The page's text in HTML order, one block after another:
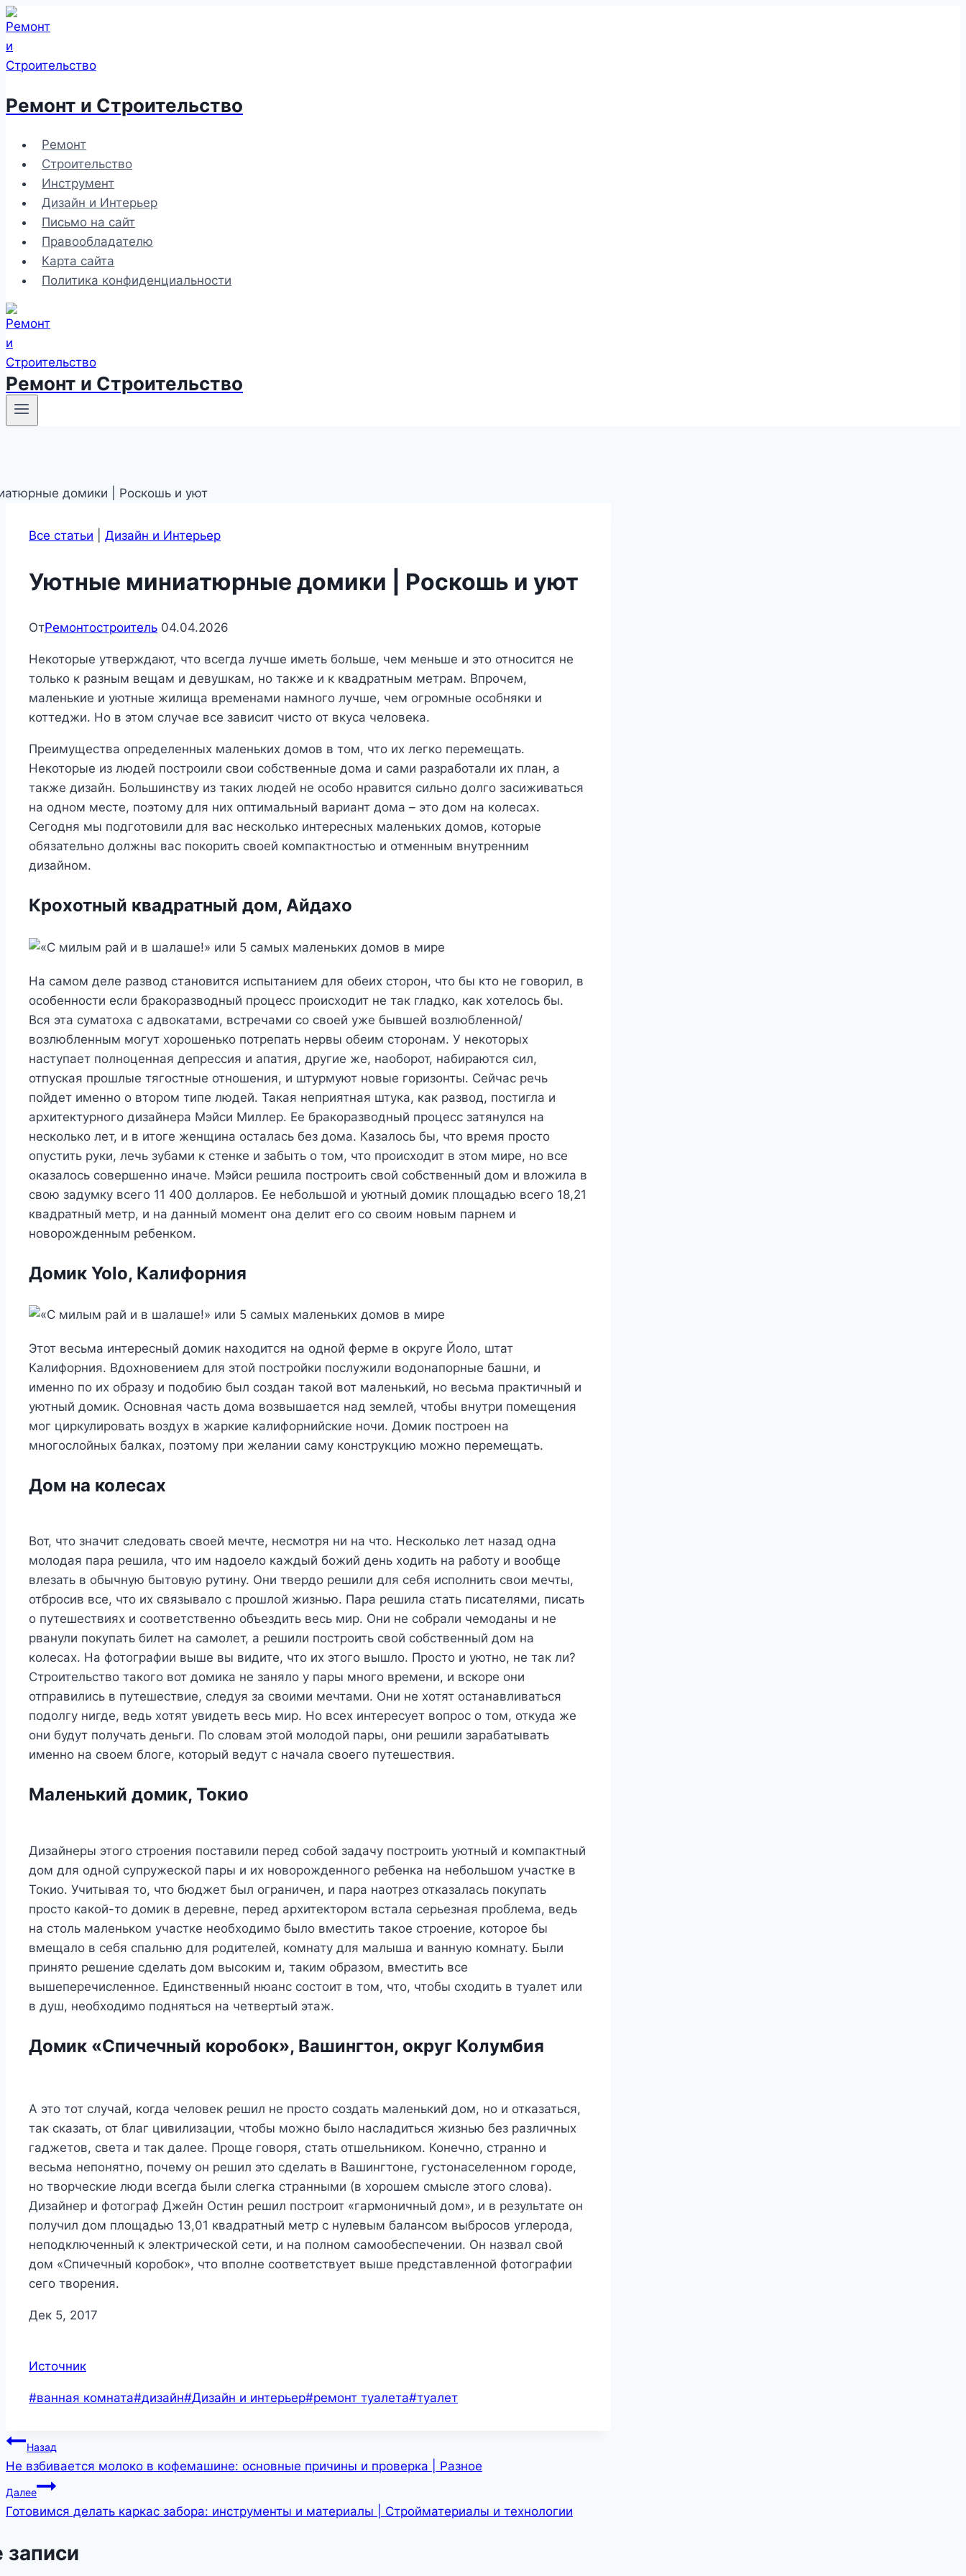
Перейти
к
содержимому
Ремонт и Строительство
Ремонт
Строительство
Инструмент
Дизайн и Интерьер
Письмо на сайт
Правообладателю
Карта сайта
Политика конфиденциальности
Ремонт и Строительство
Все статьи Дизайн и Интерьер
Уютные миниатюрные домики | Роскошь и уют
ОтРемонтостроитель 04.04.2026
Некоторые утверждают, что всегда лучше иметь больше, чем меньше и это относится не
только к разным вещам и девушкам, но также и к квадратным метрам. Впрочем,
маленькие и уютные жилища временами намного лучше, чем огромные особняки и
коттеджи. Но в этом случае все зависит чисто от вкуса человека.
Преимущества определенных маленьких домов в том, что их легко перемещать.
Некоторые из людей построили свои собственные дома и сами разработали их план, а
также дизайн. Большинству из таких людей не особо нравится сильно долго засиживаться
на одном месте, поэтому для них оптимальный вариант дома – это дом на колесах.
Сегодня мы подготовили для вас несколько интересных маленьких домов, которые
обязательно должны вас покорить своей компактностью и отменным внутренним
дизайном.
Крохотный квадратный дом, Айдахо
На самом деле развод становится испытанием для обеих сторон, что бы кто не говорил, в
особенности если бракоразводный процесс происходит не так гладко, как хотелось бы.
Вся эта суматоха с адвокатами, встречами со своей уже бывшей возлюбленной/
возлюбленным могут хорошенько потрепать нервы обеим сторонам. У некоторых
наступает полноценная депрессия и апатия, другие же, наоборот, набираются сил,
отпуская прошлые тягостные отношения, и штурмуют новые горизонты. Сейчас речь
пойдет именно о втором типе людей. Такая неприятная штука, как развод, постигла и
архитектурного дизайнера Мэйси Миллер. Ее бракоразводный процесс затянулся на
несколько лет, и в итоге женщина осталась без дома. Казалось бы, что время просто
опустить руки, лечь зубами к стенке и забыть о том, что происходит в этом мире, но все
оказалось совершенно иначе. Мэйси решила построить свой собственный дом и вложила в
свою задумку всего 11 400 долларов. Ее небольшой и уютный домик площадью всего 18,21
квадратный метр, и на данный момент она делит его со своим новым парнем и
новорожденным ребенком.
Домик Yolo, Калифорния
Этот весьма интересный домик находится на одной ферме в округе Йоло, штат
Калифорния. Вдохновением для этой постройки послужили водонапорные башни, и
именно по их образу и подобию был создан такой вот маленький, но весьма практичный и
уютный домик. Основная часть дома возвышается над землей, чтобы внутри помещения
мог циркулировать воздух в жаркие калифорнийские ночи. Домик построен на
многослойных балках, поэтому при желании саму конструкцию можно перемещать.
Дом на колесах
Вот, что значит следовать своей мечте, несмотря ни на что. Несколько лет назад одна
молодая пара решила, что им надоело каждый божий день ходить на работу и вообще
влезать в обычную бытовую рутину. Они твердо решили для себя исполнить свои мечты,
отбросив все, что их связывало с прошлой жизнью. Пара решила стать писателями, писать
о путешествиях и соответственно объездить весь мир. Они не собрали чемоданы и не
рванули покупать билет на самолет, а решили построить свой собственный дом на
колесах. На фотографии выше вы видите, что их этого вышло. Просто и уютно, не так ли?
Строительство такого вот домика не заняло у пары много времени, и вскоре они
отправились в путешествие, следуя за своими мечтами. Они не хотят останавливаться
подолгу нигде, ведь хотят увидеть весь мир. Но всех интересует вопрос о том, откуда же
они будут получать деньги. По словам этой молодой пары, они решили зарабатывать
именно на своем блоге, который ведут с начала своего путешествия.
Маленький домик, Токио
Дизайнеры этого строения поставили перед собой задачу построить уютный и компактный
дом для одной супружеской пары и их новорожденного ребенка на небольшом участке в
Токио. Учитывая то, что бюджет был ограничен, и пара наотрез отказалась покупать
просто какой-то домик в деревне, перед архитектором встала серьезная проблема, ведь
на столь маленьком участке необходимо было вместить такое строение, которое бы
вмещало в себя спальню для родителей, комнату для малыша и ванную комнату. Были
принято решение сделать дом высоким и, таким образом, вместить все
вышеперечисленное. Единственный нюанс состоит в том, что, чтобы сходить в туалет или
в душ, необходимо подняться на четвертый этаж.
Домик «Спичечный коробок», Вашингтон, округ Колумбия
А это тот случай, когда человек решил не просто создать маленький дом, но и отказаться,
так сказать, от благ цивилизации, чтобы можно было насладиться жизнью без различных
гаджетов, света и так далее. Проще говоря, стать отшельником. Конечно, странно и
весьма непонятно, почему он решил это сделать в Вашингтоне, густонаселенном городе,
но творческие люди всегда были слегка странными (в хорошем смысле этого слова).
Дизайнер и фотограф Джейн Остин решил построит «гармоничный дом», и в результате он
получил дом площадью 13,01 квадратный метр с нулевым балансом выбросов углерода,
неподключенный к электрической сети, и на полном самообеспечении. Он назвал свой
дом «Спичечный коробок», что вполне соответствует выше представленной фотографии
сего творения.
Дек 5, 2017
Источник
Метки
#ванная комната#дизайн#Дизайн и интерьер#ремонт туалета#туалет
Навигация
по
записям
Назад
Не взбивается молоко в кофемашине: основные причины и проверка | Разное
Далее
Готовимся делать каркас забора: инструменты и материалы | Стройматериалы и технологии